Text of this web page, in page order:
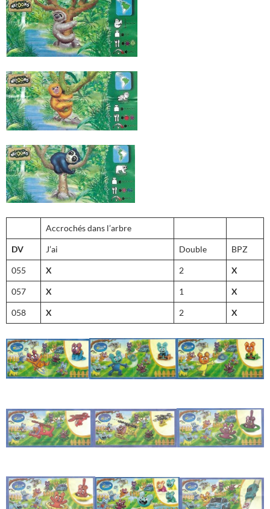
Accrochés dans l’arbre
DV J’ai Double BPZ
055 X 2 X
057 X 1 X
058 X 2 X